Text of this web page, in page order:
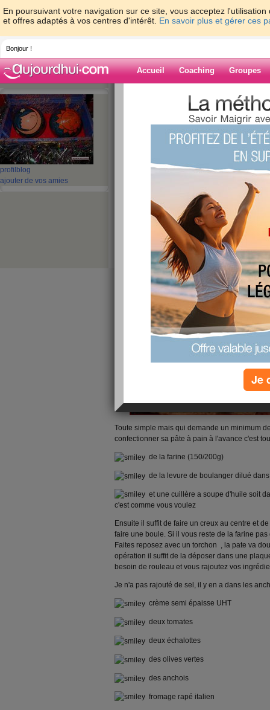
En poursuivant votre navigation sur ce site, vous acceptez
et offres adaptés à vos centres d'intérêt. En savoir plus et gérer ces
Bonjour !
Accueil Coaching Groupes
profil blog
ajouter de vos amies
> Lunesoleil23
>
Blog de
Voilà ma Pizza
délicieuse
publié le 14/04/2014 à 16:14
Toute simple mais qui demande un minimum
confectionner sa pâte à pain à l'avance c'est
de la farine (150/200g)
de la levure de boulanger dilué
et une cuillère a soupe d'huile soit
c'est comme vous voulez
Ensuite il suffit de faire un creux au centre et
faire une boule. Si il vous reste de la farine
Faites reposez avec un torchon , la pate va
opération il suffit de la déposer dans une
besoin de rouleau et vous rajoutez vos
Je n'a pas rajouté de sel, il y en a dans les
crème semi épaisse UHT
deux tomates
deux échalottes
des olives vertes
des anchois
fromage rapé italien
Je